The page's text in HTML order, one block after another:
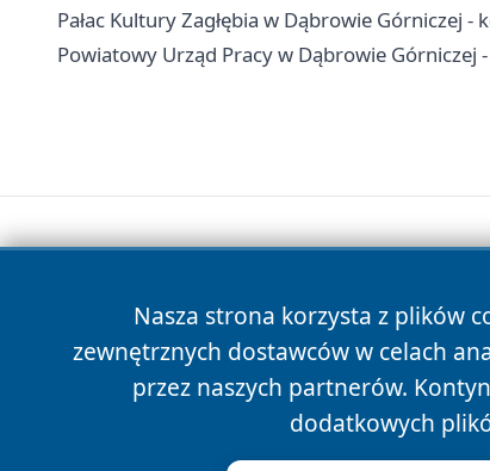
Pałac Kultury Zagłębia w Dąbrowie Górniczej
Powiatowy Urząd Pracy w Dąbrowie
Nasza strona korzysta z plików
zewnętrznych dostawców w celach
przez naszych partnerów.
dodatkowych